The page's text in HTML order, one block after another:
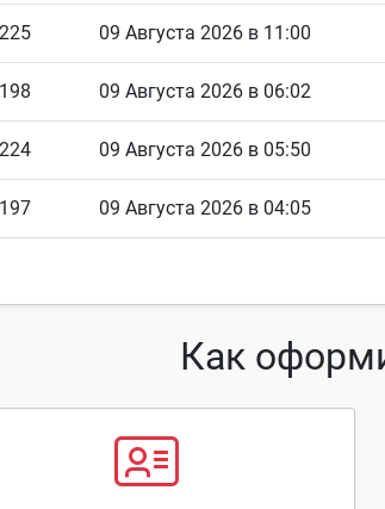
09 Августа 2026 в 11:00
09 Августа 2026 в 06:02
09 Августа 2026 в 05:50
09 Августа 2026 в 04:05
Как